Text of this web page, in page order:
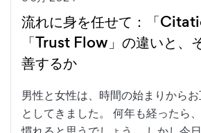
流れに身を任せて：「
「Trust Flow」の違いと、
善するか
男性と女性は、時間の始まりから
としてきました。 何年も経ったら